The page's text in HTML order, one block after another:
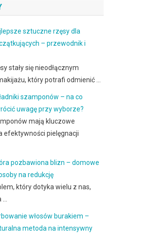
sztuczne rzęsy dla
– przewodnik i
stały się nieodłącznym
który potrafi odmienić …
szamponów – na co
uwagę przy wyborze?
mają kluczowe
efektywności pielęgnacji
pozbawiona blizn – domowe
na redukcję
który dotyka wielu z nas,
włosów burakiem –
metoda na intensywny